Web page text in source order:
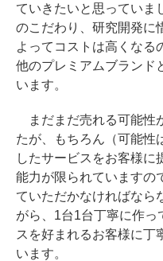
ていきたいと思っていま
のこだわり、研究開発に
よってコストは高くなる
他のプレミアムブランド
います。
まだまだ売れる可能性
たが、もちろん（可能性
したサービスをお客様に
能力が限られていますの
ていただかなければなら
がら、1台1台丁寧に作っ
スを好まれるお客様に丁
います。